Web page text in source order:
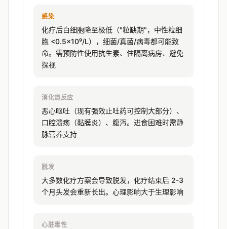
感染
化疗后白细胞降至极低（"粒缺期"，中性粒细
胞 <0.5×10⁹/L），细菌/真菌/病毒都可能致
命。需预防性使用抗生素、住隔离病房、避免
探视
消化道反应
恶心呕吐（现有强效止吐药可控制大部分）、
口腔溃疡（黏膜炎）、腹泻。进食困难时需静
脉营养支持
脱发
大多数化疗方案会导致脱发，化疗结束后 2-3
个月头发会重新长出。心理影响大于生理影响
心脏毒性